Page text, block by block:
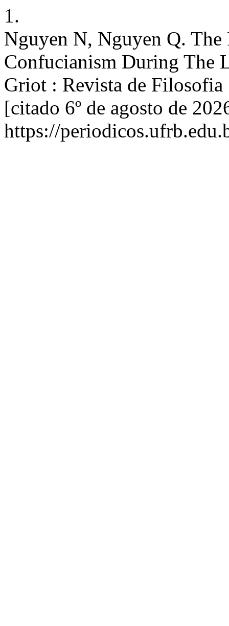
1.
Nguyen N, Nguyen Q.
Confucianism During The
Griot : Revista de
[citado 6º de agosto de
https://